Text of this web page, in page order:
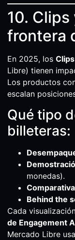
10. Clips
frontera
En 2025, los Clips
Libre) tienen
Los productos
escalan
Qué tipo
billeteras:
monedas).
Behind the
Cada
de Engagement
Mercado Libre